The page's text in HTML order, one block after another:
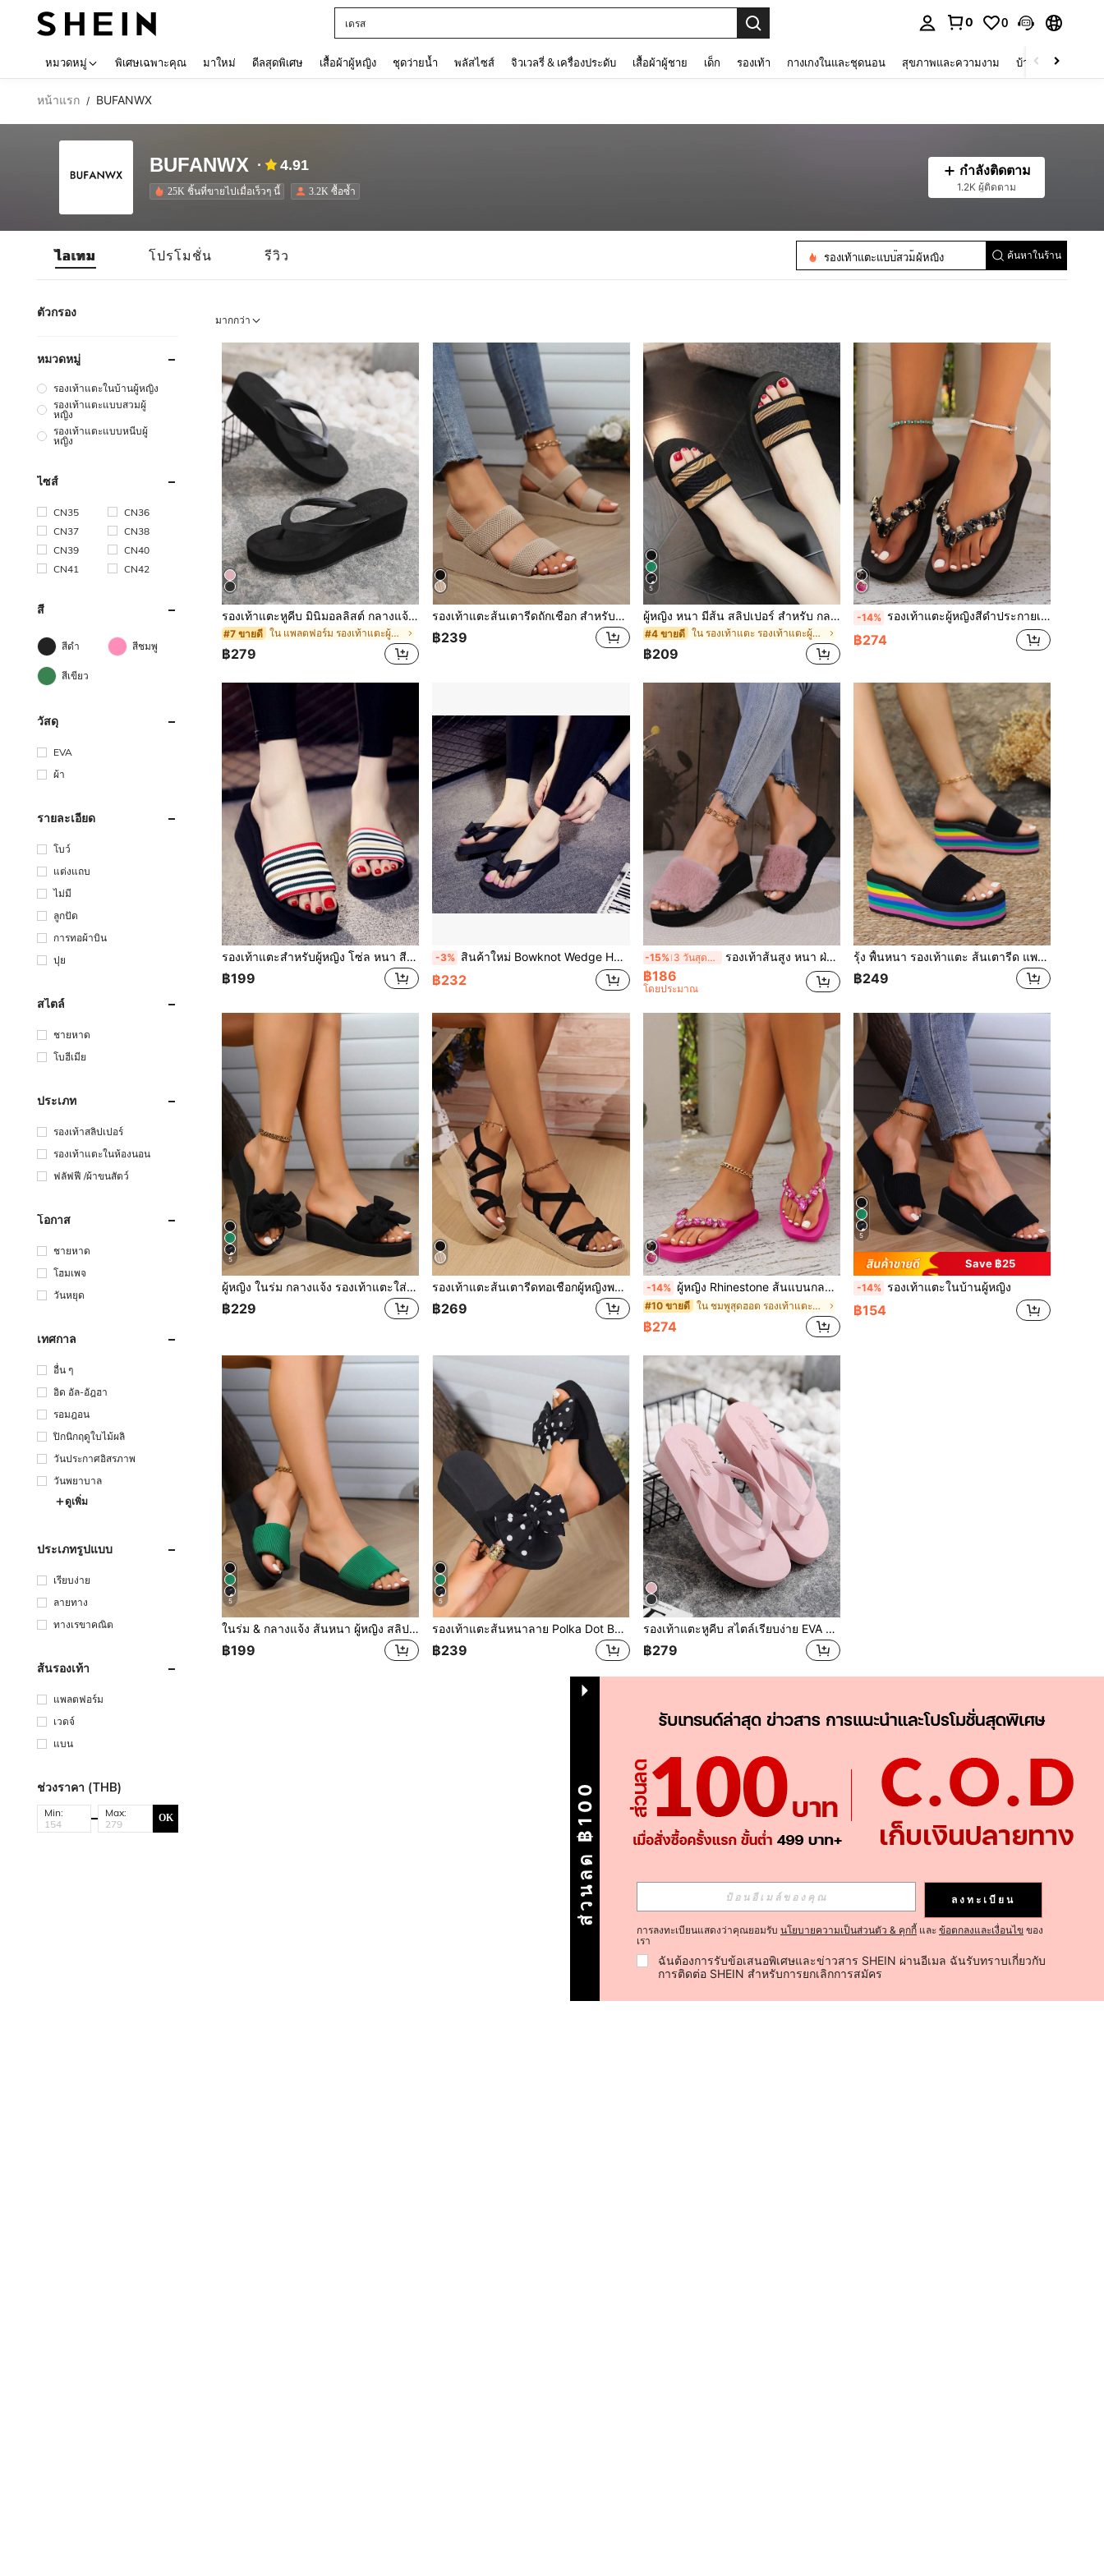
เด็กโต
0 0
หมวดหมู่ พิเศษเฉพาะคุณ มาใหม่ ดีลสุดพิเศษ เสื้อผ้าผู้หญิง ชุดว่ายน้ำ พลัสไซส์ จิวเวลรี่ & เครื่องประดับ เสื้อผ้าผู้ชาย เด็ก รองเท้า กางเกงในและชุดนอน สุขภาพและความงาม บ้านและที่อยู่อาศัย
หน้าแรก / BUFANWX
BUFANWX 4.91
25K ชิ้นที่ขายไปเมื่อเร็วๆ นี้ 3.2K ซื้อซ้ำ
กำลังติดตาม
1.2K ผู้ติดตาม
ไอเทม โปรโมชั่น รีวิว
รองเท้าแตะแบบหนีบผู้หญิง
รองเท้าแตะในบ้านผู้หญิง
รองเท้าแตะแบบสวมผู้หญิง
ค้นหาในร้าน
ตัวกรอง
หมวดหมู่
รองเท้าแตะในบ้านผู้หญิง
รองเท้าแตะแบบสวมผู้
หญิง
รองเท้าแตะแบบหนีบผู้
หญิง
ไซส์
CN35
CN36
CN37
CN38
CN39
CN40
CN41
CN42
สี
สีดำ สีชมพู
สีเขียว
วัสดุ
EVA
ผ้า
รายละเอียด
โบว์
แต่งแถบ
ไม่มี
ลูกปัด
การทอผ้าบิน
ปุย
สไตล์
ชายหาด
โบฮีเมีย
ประเภท
รองเท้าสลิปเปอร์
รองเท้าแตะในห้องนอน
ฟลัฟฟี /ผ้าขนสัตว์
โอกาส
ชายหาด
โฮมเพจ
วันหยุด
เทศกาล
อื่น ๆ
อิด อัล-อัฎฮา
รอมฎอน
ปิกนิกฤดูใบไม้ผลิ
วันประกาศอิสรภาพ
วันพยาบาล
ดูเพิ่ม
ประเภทรูปแบบ
เรียบง่าย
ลายทาง
ทางเรขาคณิต
ส้นรองเท้า
แพลตฟอร์ม
เวดจ์
แบน
ช่วงราคา (THB)
Min: Max: OK
มากกว่า
รองเท้าแตะหูคีบ มินิมอลลิสต์ กลางแจ้ง ชายหาด ผู้หญิง EVA พร้อม TPR กันลื่น ฝ่าเท้า , สมบูรณ์แบบ สำหรับ วันหยุด
#7 ขายดี ใน แพลตฟอร์ม รองเท้าแตะผู้หญิง
฿279
รองเท้าแตะส้นเตารีดถักเชือก สำหรับสตรี รองเท้าพื้นหนาแบบสไตล์ชายหาด แพลตฟอร์ม สำหรับใช้ภายนอกอาคาร
฿239
5
ผู้หญิง หนา มีส้น สลิปเปอร์ สำหรับ กลางแจ้ง และ ในร่ม , สีดำ สลิปเปอร์ใส่ในบ้าน พร้อม มีส้น
#4 ขายดี ใน รองเท้าแตะ รองเท้าแตะผู้หญิง
฿209
-14% รองเท้าแตะผู้หญิงสีดำประกายเพชร สำหรับใช้นอกบ้าน ชายหาด, พื้น TPR กันลื่น
฿274
รองเท้าแตะสำหรับผู้หญิง โซ่ล หนา สีบล็อก พื้นสูง, รัดสายรัดใส่ในร่ม รองเท้าแตะเวดจ์ชายหาด
฿199
-3% สินค้าใหม่ Bowknot Wedge Heel Flip Flops สำหรับผู้หญิงรองเท้าแตะ Eva พื้นหนา
฿232
-15% 3 วันสุดท้าย รองเท้าส้นสูง หนา ฝ่าเท้า สลิปเปอร์ พร้อม ผู้หญิง ส้นเตารีด มีส้น รองเท้าใส่ในบ้าน
฿186
โดยประมาณ
รุ้ง พื้นหนา รองเท้าแตะ ส้นเตารีด แพลตฟอร์ม เปิดนิ้วเท้า รองเท้าแตะ ผู้หญิง สีดำ รองเท้าใส่ในบ้าน
฿249
5
ผู้หญิง ในร่ม กลางแจ้ง รองเท้าแตะใส่ในบ้าน , ส้นหนา , สีดำ ส้นเตารีด รองเท้าแตะใส่ในบ้าน
฿229
รองเท้าแตะส้นเตารีดทอเชือกผู้หญิงพร้อมพื้นรองเท้าหนา สไลด์วันหยุดชายหาดกลางแจ้ง
฿269
-14% ผู้หญิง Rhinestone ส้นแบนกลางแจ้ง Holiday Beach Flip Flops TPR Anti-Skid ด้านล่างรองเท้าแตะ
#10 ขายดี ใน ชมพูสุดฮอต รองเท้าแตะผู้หญิง
฿274
5
Save ฿25
-14% รองเท้าแตะในบ้านผู้หญิง
฿154
5
ในร่ม & กลางแจ้ง ส้นหนา ผู้หญิง สลิปเปอร์ , สีดำ แพลตฟอร์ม มีส้น รองเท้าใส่ในบ้าน
฿199
5
รองเท้าแตะส้นหนาลาย Polka Dot Bowknot ของผู้หญิงในร่ม/กลางแจ้ง, สีดำ, รองเท้าแตะในบ้านส้นลิ่ม
฿239
รองเท้าแตะหูคีบ สไตล์เรียบง่าย EVA ชายหาด สำหรับ ผู้หญิง , พร้อม TPR กันลื่น ฝ่าเท้า
฿279
รวม 1 หน้า
ส่วนลด ฿100 ลงทะเบียน
การลงทะเบียนแสดงว่าคุณยอมรับ นโยบายความเป็นส่วนตัว & คุกกี้ และ ข้อตกลงและเงื่อนไข ของ
เรา
ฉันต้องการรับข้อเสนอพิเศษและข่าวสาร SHEIN ผ่านอีเมล ฉันรับทราบเกี่ยวกับ
การติดต่อ SHEIN สำหรับการยกเลิกการสมัคร